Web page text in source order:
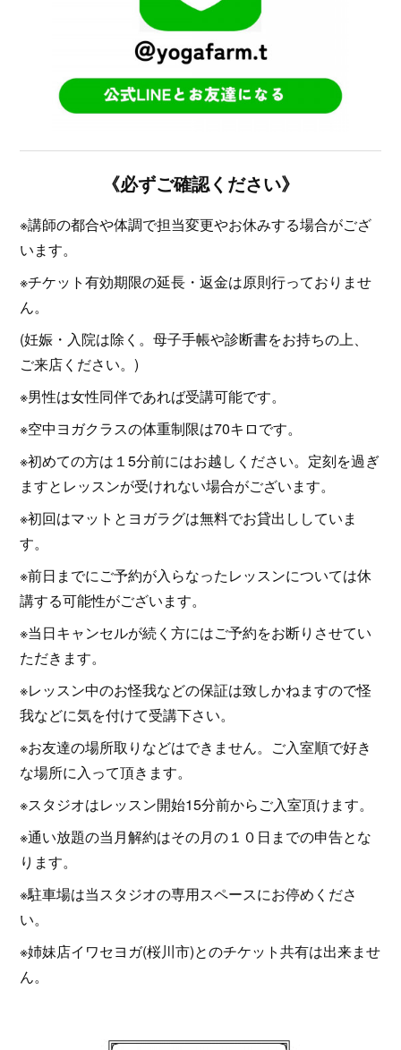
《必ずご確認ください》
※講師の都合や体調で担当変更やお休みする場合がござ
います。
※チケット有効期限の延長・返金は原則行っておりませ
ん。
(妊娠・入院は除く。母子手帳や診断書をお持ちの上、
ご来店ください。)
※男性は女性同伴であれば受講可能です。
※空中ヨガクラスの体重制限は70キロです。
※初めての方は１5分前にはお越しください。定刻を過ぎ
ますとレッスンが受けれない場合がございます。
※初回はマットとヨガラグは無料でお貸出ししていま
す。
※前日までにご予約が入らなったレッスンについては休
講する可能性がございます。
※当日キャンセルが続く方にはご予約をお断りさせてい
ただきます。
※レッスン中のお怪我などの保証は致しかねますので怪
我などに気を付けて受講下さい。
※お友達の場所取りなどはできません。ご入室順で好き
な場所に入って頂きます。
※スタジオはレッスン開始15分前からご入室頂けます。
※通い放題の当月解約はその月の１０日までの申告とな
ります。
※駐車場は当スタジオの専用スペースにお停めくださ
い。
※姉妹店イワセヨガ(桜川市)とのチケット共有は出来ませ
ん。